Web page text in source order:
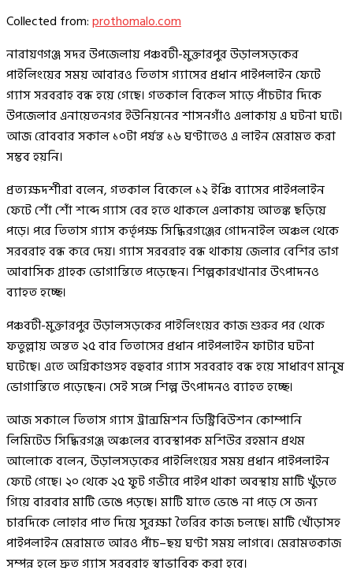
Collected from:prothomalo.com
নারায়ণগঞ্জ সদর উপজেলায় পঞ্চবটী-মুক্তারপুর উড়ালসড়কের
পাইলিংয়ের সময় আবারও তিতাস গ্যাসের প্রধান পাইপলাইন ফেটে
গ্যাস সরবরাহ বন্ধ হয়ে গেছে। গতকাল বিকেল সাড়ে পাঁচটার দিকে
উপজেলার এনায়েতনগর ইউনিয়নের শাসনগাঁও এলাকায় এ ঘটনা ঘটে।
আজ রোববার সকাল ১০টা পর্যন্ত ১৬ ঘণ্টাতেও এ লাইন মেরামত করা
সম্ভব হয়নি।
প্রত্যক্ষদর্শীরা বলেন, গতকাল বিকেলে ১২ ইঞ্চি ব্যাসের পাইপলাইন
ফেটে শোঁ শোঁ শব্দে গ্যাস বের হতে থাকলে এলাকায় আতঙ্ক ছড়িয়ে
পড়ে। পরে তিতাস গ্যাস কর্তৃপক্ষ সিদ্ধিরগঞ্জের গোদনাইল অঞ্চল থেকে
সরবরাহ বন্ধ করে দেয়। গ্যাস সরবরাহ বন্ধ থাকায় জেলার বেশির ভাগ
আবাসিক গ্রাহক ভোগান্তিতে পড়েছেন। শিল্পকারখানার উৎপাদনও
ব্যাহত হচ্ছে।
পঞ্চবটী-মুক্তারপুর উড়ালসড়কের পাইলিংয়ের কাজ শুরুর পর থেকে
ফতুল্লায় অন্তত ২৫ বার তিতাসের প্রধান পাইপলাইন ফাটার ঘটনা
ঘটেছে। এতে অগ্নিকাণ্ডসহ বহুবার গ্যাস সরবরাহ বন্ধ হয়ে সাধারণ মানুষ
ভোগান্তিতে পড়েছেন। সেই সঙ্গে শিল্প উৎপাদনও ব্যাহত হচ্ছে।
আজ সকালে তিতাস গ্যাস ট্রান্সমিশন ডিস্ট্রিবিউশন কোম্পানি
লিমিটেড সিদ্ধিরগঞ্জ অঞ্চলের ব্যবস্থাপক মশিউর রহমান প্রথম
আলোকে বলেন, উড়ালসড়কের পাইলিংয়ের সময় প্রধান পাইপলাইন
ফেটে গেছে। ২০ থেকে ২৫ ফুট গভীরে পাইপ থাকা অবস্থায় মাটি খুঁড়তে
গিয়ে বারবার মাটি ভেঙে পড়ছে। মাটি যাতে ভেঙে না পড়ে সে জন্য
চারদিকে লোহার পাত দিয়ে সুরক্ষা তৈরির কাজ চলছে। মাটি খোঁড়াসহ
পাইপলাইন মেরামতে আরও পাঁচ–ছয় ঘণ্টা সময় লাগবে। মেরামতকাজ
সম্পন্ন হলে দ্রুত গ্যাস সরবরাহ স্বাভাবিক করা হবে।